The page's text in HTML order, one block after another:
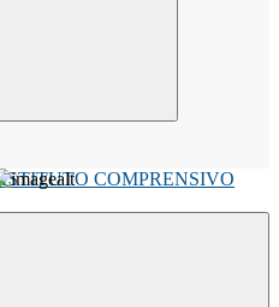
ISTITUTO COMPRENSIVO